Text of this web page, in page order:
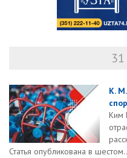
К.
Ким
Статья опубликована в